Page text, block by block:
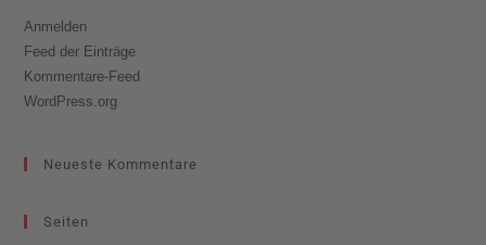
Anmelden
Feed der Einträge
Kommentare-Feed
WordPress.org
Neueste Kommentare
Seiten